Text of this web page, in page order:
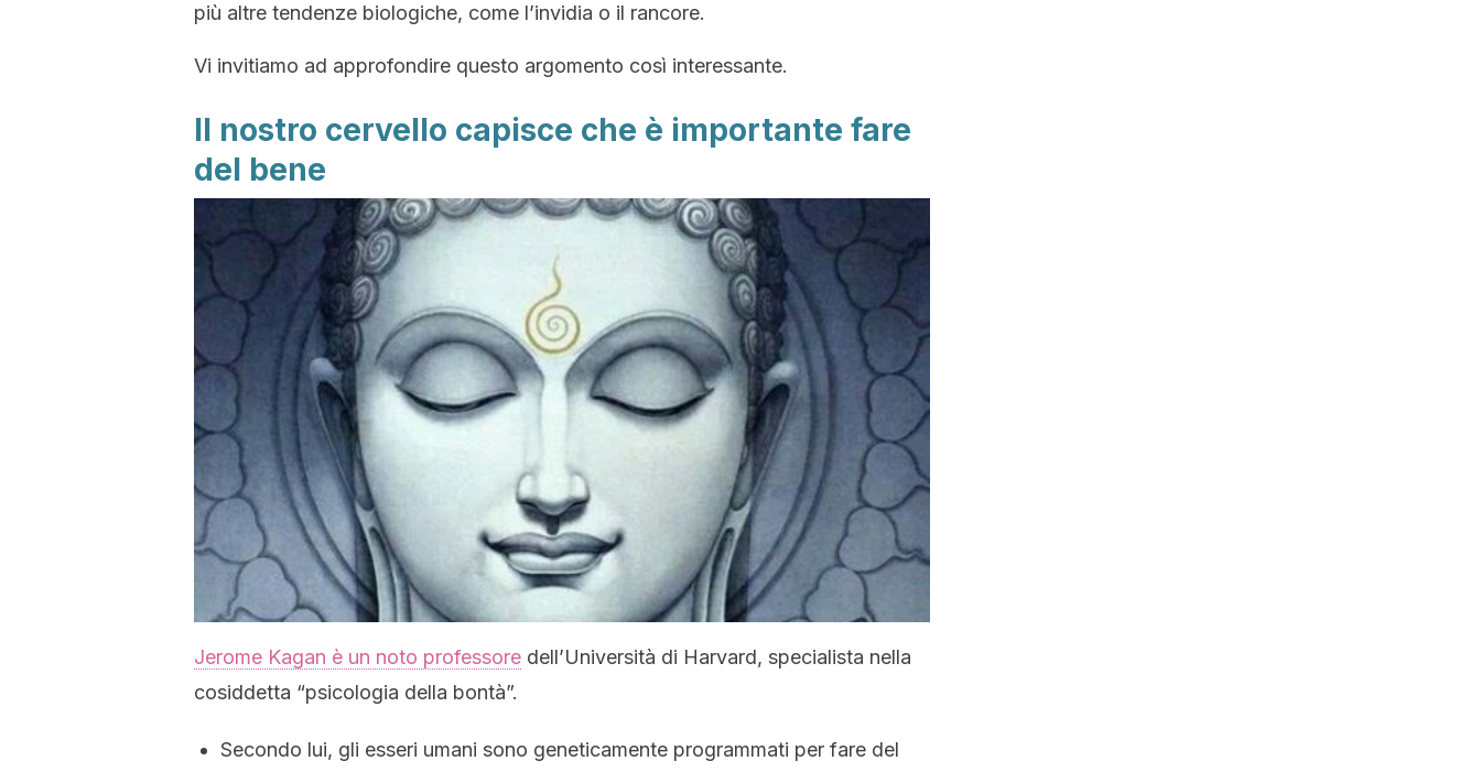
più altre tendenze biologiche, come l’invidia o il rancore.
Vi invitiamo ad approfondire questo argomento così interessante.
Il nostro cervello capisce che è importante fare
del bene
Jerome Kagan è un noto professore dell’Università di Harvard, specialista nella
cosiddetta “psicologia della bontà”.
Secondo lui, gli esseri umani sono geneticamente programmati per fare del